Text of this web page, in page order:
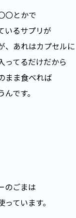
〇とかで
いるサプリが
、あれはカプセルに
ってるだけだから
まま食べれば
です。
のごまは
ています。